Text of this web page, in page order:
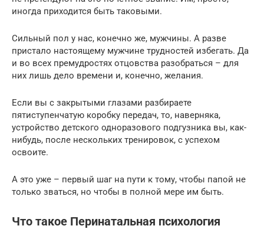
иногда приходится быть таковыми.
Сильный пол у нас, конечно же, мужчины. А разве
пристало настоящему мужчине трудностей избегать. Да
и во всех премудростях отцовства разобраться – для
них лишь дело времени и, конечно, желания.
Если вы с закрытыми глазами разбираете
пятиступенчатую коробку передач, то, наверняка,
устройство детского одноразового подгузника вы, как-
нибудь, после нескольких тренировок, с успехом
освоите.
А это уже – первый шаг на пути к тому, чтобы папой не
только зваться, но чтобы в полной мере им быть.
Что такое Перинатальная психология